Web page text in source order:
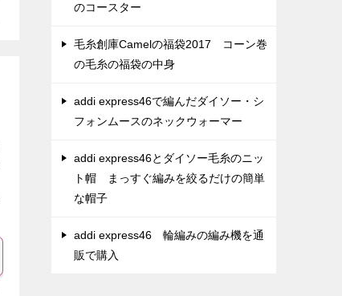
のコースター
毛糸創庫Camelの福袋2017 コーン巻
の毛糸の福袋の中身
addi express46で編んだダイソー・シ
フォンムースのネックウォーマー
addi express46とダイソー毛糸のニッ
ト帽 まっすぐ編みを絞るだけの簡単
な帽子
addi express46 輪編みの編み機を通
販で購入